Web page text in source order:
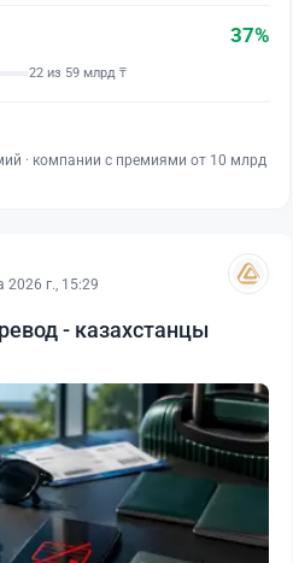
37%
22 из 59 млрд ₸
· компании с премиями от 10 млрд
2026 г., 15:29
- казахстанцы